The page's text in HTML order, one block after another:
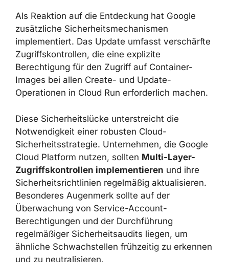
Als Reaktion auf die Entdeckung hat Google
zusätzliche Sicherheitsmechanismen
implementiert. Das Update umfasst verschärfte
Zugriffskontrollen, die eine explizite
Berechtigung für den Zugriff auf Container-
Images bei allen Create- und Update-
Operationen in Cloud Run erforderlich machen.
Diese Sicherheitslücke unterstreicht die
Notwendigkeit einer robusten Cloud-
Sicherheitsstrategie. Unternehmen, die Google
Cloud Platform nutzen, sollten Multi-Layer-
Zugriffskontrollen implementieren und ihre
Sicherheitsrichtlinien regelmäßig aktualisieren.
Besonderes Augenmerk sollte auf der
Überwachung von Service-Account-
Berechtigungen und der Durchführung
regelmäßiger Sicherheitsaudits liegen, um
ähnliche Schwachstellen frühzeitig zu erkennen
und zu neutralisieren.